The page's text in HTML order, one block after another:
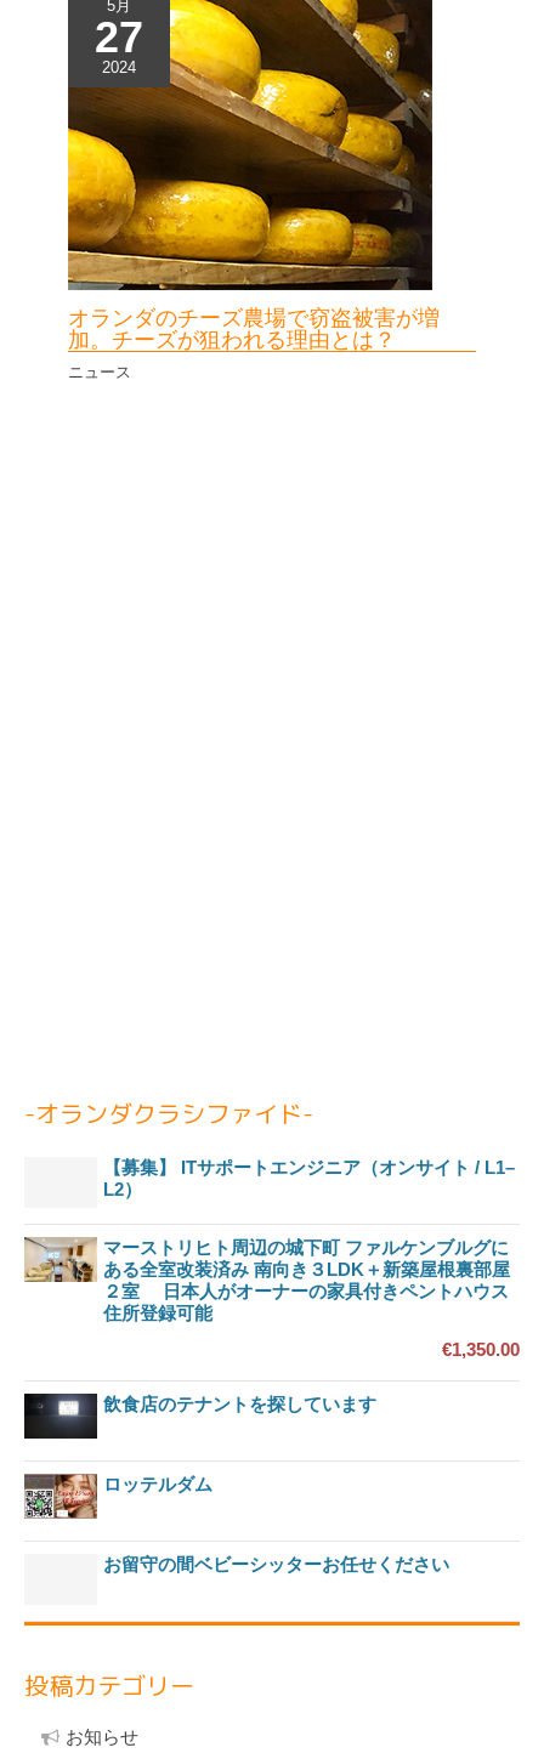
5月
27
2024
オランダのチーズ農場で窃盗被害が増
加。チーズが狙われる理由とは？
ニュース
-オランダクラシファイド-
【募集】 ITサポートエンジニア（オンサイト / L1–
L2）
マーストリヒト周辺の城下町 ファルケンブルグに
ある全室改装済み 南向き３LDK＋新築屋根裏部屋
２室 日本人がオーナーの家具付きペントハウス
住所登録可能
€1,350.00
飲食店のテナントを探しています
ロッテルダム
お留守の間ベビーシッターお任せください
投稿カテゴリー
お知らせ